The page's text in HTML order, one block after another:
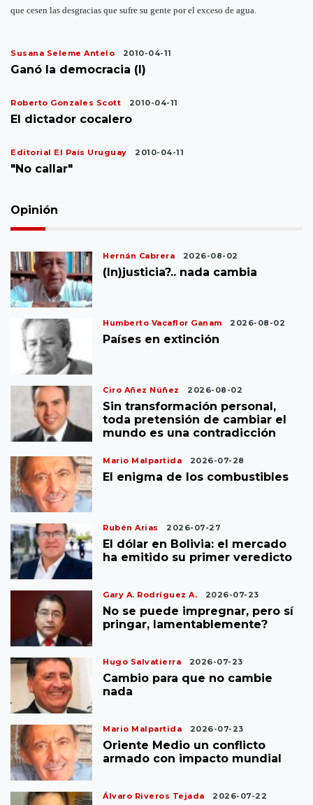
que cesen las desgracias que sufre su gente por el exceso de agua.
Susana Seleme Antelo 2010-04-11
Ganó la democracia (I)
Roberto Gonzales Scott 2010-04-11
El dictador cocalero
Editorial El País Uruguay 2010-04-11
"No callar"
Opinión
Hernán Cabrera 2026-08-02
(In)justicia?.. nada cambia
Humberto Vacaflor Ganam 2026-08-02
Países en extinción
Ciro Añez Núñez 2026-08-02
Sin transformación personal,
toda pretensión de cambiar el
mundo es una contradicción
Mario Malpartida 2026-07-28
El enigma de los combustibles
Rubén Arias 2026-07-27
El dólar en Bolivia: el mercado
ha emitido su primer veredicto
Gary A. Rodríguez A. 2026-07-23
No se puede impregnar, pero sí
pringar, lamentablemente?
Hugo Salvatierra 2026-07-23
Cambio para que no cambie
nada
Mario Malpartida 2026-07-23
Oriente Medio un conflicto
armado con impacto mundial
Álvaro Riveros Tejada 2026-07-22